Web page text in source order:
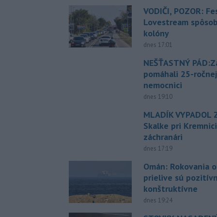
VODIČI, POZOR:
Lovestream
kolóny
dnes 17:01
NEŠŤASTNÝ
pomáhali 25-
nemocnici
dnes 19:10
MLADÍK VYPADOL
Skalke pri
záchranári
dnes 17:19
Omán: Rokovania
prielive sú
konštruktívne
dnes 19:24